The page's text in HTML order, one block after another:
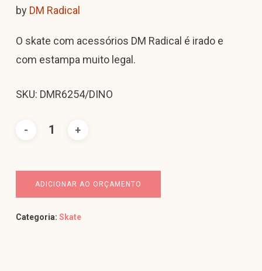
by DM Radical
O skate com acessórios DM Radical é irado e
com estampa muito legal.
SKU: DMR6254/DINO
ADICIONAR AO ORÇAMENTO
Categoria: Skate